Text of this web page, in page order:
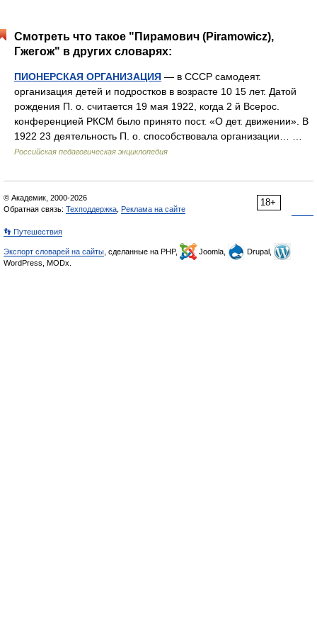
Смотреть что такое "Пирамович (Piramowicz),
Гжегож" в других словарях:
ПИОНЕРСКАЯ ОРГАНИЗАЦИЯ — в СССР самодеят.
организация детей и подростков в возрасте 10 15 лет. Датой
рождения П. о. считается 19 мая 1922, когда 2 й Всерос.
конференцией РКСМ было принято пост. «О дет. движении». В
1922 23 деятельность П. о. способствовала организации… …
Российская педагогическая энциклопедия
18+
© Академик, 2000-2026
Обратная связь: Техподдержка Реклама на сайте
👣 Путешествия
Экспорт словарей на сайты , сделанные на PHP, Joomla,
Drupal,
WordPress, MODx.